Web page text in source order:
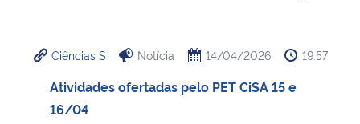
Ministério da Cidadania
Ciências S Notícia 14/04/2026 19:57
Atividades ofertadas pelo PET CiSA 15 e
16/04